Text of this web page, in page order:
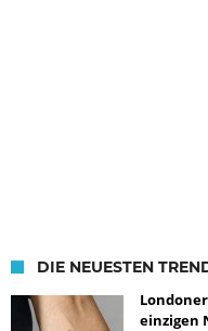
DIE NEUESTEN
einzigen